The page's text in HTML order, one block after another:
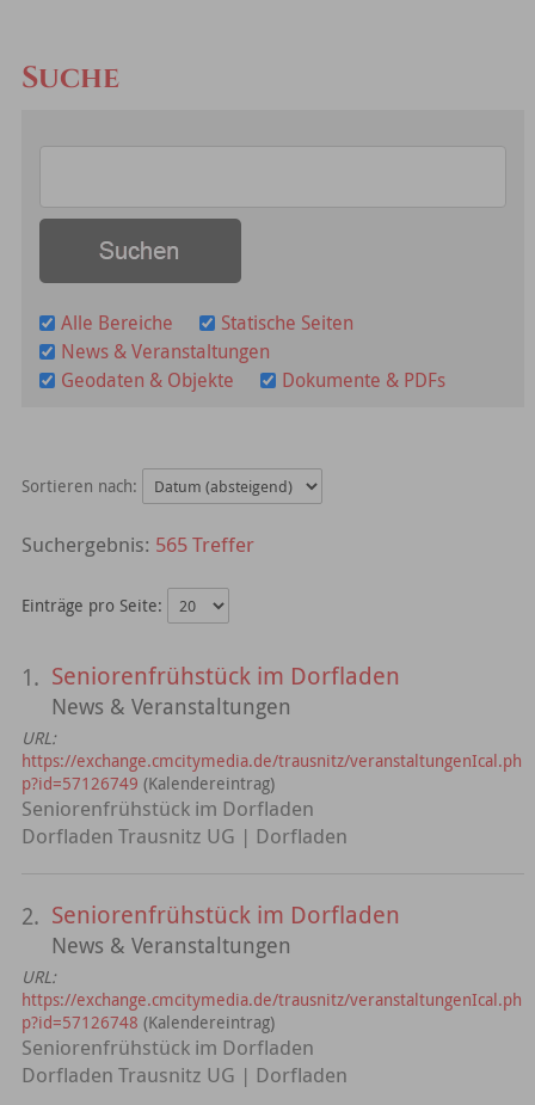
Suche
Alle Bereiche
Statische Seiten
News & Veranstaltungen
Geodaten & Objekte
Dokumente & PDFs
Sortieren nach:
565 Treffer
Einträge pro Seite:
1. Seniorenfrühstück im Dorfladen
News & Veranstaltungen
URL:
https://exchange.cmcitymedia.de/trausnitz/veranstaltungenIcal.ph
p?id=57126749 (Kalendereintrag)
Seniorenfrühstück im Dorfladen
Dorfladen Trausnitz UG | Dorfladen
2. Seniorenfrühstück im Dorfladen
News & Veranstaltungen
URL:
https://exchange.cmcitymedia.de/trausnitz/veranstaltungenIcal.ph
p?id=57126748 (Kalendereintrag)
Seniorenfrühstück im Dorfladen
Dorfladen Trausnitz UG | Dorfladen